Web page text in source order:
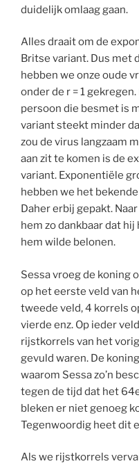
duidelijk omlaag gaan.
Alles draait om de
Britse variant. Dus met
hebben we onze oude
onder de r = 1
persoon die besmet is
variant steekt minder
zou de virus langzaam
aan zit te komen is de
variant. Exponentiële
hebben we het
Daher erbij gepakt.
hem zo dankbaar dat
hem wilde belonen.
Sessa vroeg de koning
op het eerste veld van
tweede veld, 4 korrels
vierde enz. Op ieder
rijstkorrels van het
gevuld waren. De
waarom Sessa zo’n
tegen de tijd dat het
bleken er niet genoeg
Tegenwoordig heet dit
Als we rijstkorrels